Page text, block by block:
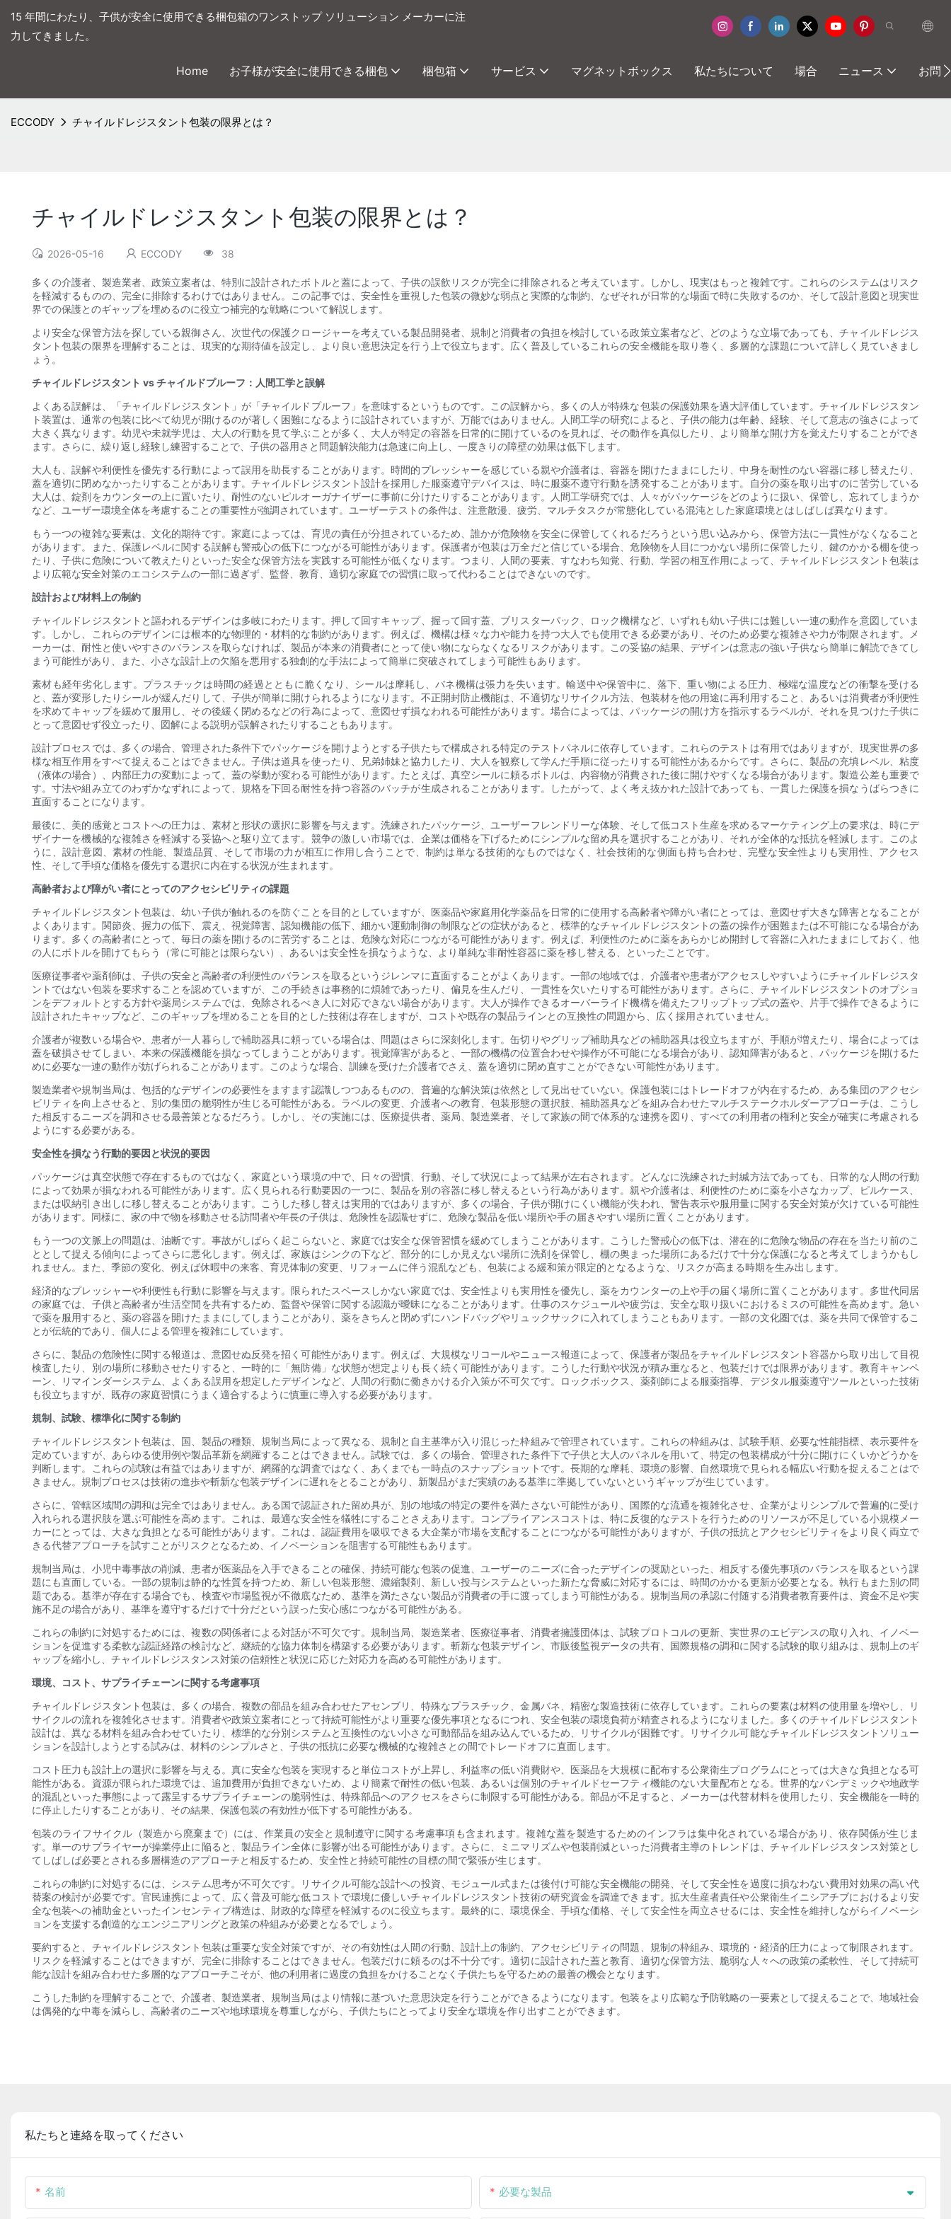
15 年間にわたり、子供が安全に使用できる梱包箱のワンストップ ソリューション メーカーに注
力してきました。
Home お子様が安全に使用できる梱包 梱包箱 サービス マグネットボックス 私たちについて 場合 ニュース お問
ECCODY チャイルドレジスタント包装の限界とは？
チャイルドレジスタント包装の限界とは？
2026-05-16 ECCODY 38
多くの介護者、製造業者、政策立案者は、特別に設計されたボトルと蓋によって、子供の誤飲リスクが完全に排除されると考えています。しかし、現実はもっと複雑です。これらのシステムはリスク
を軽減するものの、完全に排除するわけではありません。この記事では、安全性を重視した包装の微妙な弱点と実際的な制約、なぜそれが日常的な場面で時に失敗するのか、そして設計意図と現実世
界での保護とのギャップを埋めるのに役立つ補完的な戦略について解説します。
より安全な保管方法を探している親御さん、次世代の保護クロージャーを考えている製品開発者、規制と消費者の負担を検討している政策立案者など、どのような立場であっても、チャイルドレジス
タント包装の限界を理解することは、現実的な期待値を設定し、より良い意思決定を行う上で役立ちます。広く普及しているこれらの安全機能を取り巻く、多層的な課題について詳しく見ていきまし
ょう。
チャイルドレジスタント vs チャイルドプルーフ：人間工学と誤解
よくある誤解は、「チャイルドレジスタント」が「チャイルドプルーフ」を意味するというものです。この誤解から、多くの人が特殊な包装の保護効果を過大評価しています。チャイルドレジスタン
ト装置は、通常の包装に比べて幼児が開けるのが著しく困難になるように設計されていますが、万能ではありません。人間工学の研究によると、子供の能力は年齢、経験、そして意志の強さによって
大きく異なります。幼児や未就学児は、大人の行動を見て学ぶことが多く、大人が特定の容器を日常的に開けているのを見れば、その動作を真似したり、より簡単な開け方を覚えたりすることができ
ます。さらに、繰り返し経験し練習することで、子供の器用さと問題解決能力は急速に向上し、一度きりの障壁の効果は低下します。
大人も、誤解や利便性を優先する行動によって誤用を助長することがあります。時間的プレッシャーを感じている親や介護者は、容器を開けたままにしたり、中身を耐性のない容器に移し替えたり、
蓋を適切に閉めなかったりすることがあります。チャイルドレジスタント設計を採用した服薬遵守デバイスは、時に服薬不遵守行動を誘発することがあります。自分の薬を取り出すのに苦労している
大人は、錠剤をカウンターの上に置いたり、耐性のないピルオーガナイザーに事前に分けたりすることがあります。人間工学研究では、人々がパッケージをどのように扱い、保管し、忘れてしまうか
など、ユーザー環境全体を考慮することの重要性が強調されています。ユーザーテストの条件は、注意散漫、疲労、マルチタスクが常態化している混沌とした家庭環境とはしばしば異なります。
もう一つの複雑な要素は、文化的期待です。家庭によっては、育児の責任が分担されているため、誰かが危険物を安全に保管してくれるだろうという思い込みから、保管方法に一貫性がなくなること
があります。また、保護レベルに関する誤解も警戒心の低下につながる可能性があります。保護者が包装は万全だと信じている場合、危険物を人目につかない場所に保管したり、鍵のかかる棚を使っ
たり、子供に危険について教えたりといった安全な保管方法を実践する可能性が低くなります。つまり、人間の要素、すなわち知覚、行動、学習の相互作用によって、チャイルドレジスタント包装は
より広範な安全対策のエコシステムの一部に過ぎず、監督、教育、適切な家庭での習慣に取って代わることはできないのです。
設計および材料上の制約
チャイルドレジスタントと謳われるデザインは多岐にわたります。押して回すキャップ、握って回す蓋、ブリスターパック、ロック機構など、いずれも幼い子供には難しい一連の動作を意図していま
す。しかし、これらのデザインには根本的な物理的・材料的な制約があります。例えば、機構は様々な力や能力を持つ大人でも使用できる必要があり、そのため必要な複雑さや力が制限されます。メ
ーカーは、耐性と使いやすさのバランスを取らなければ、製品が本来の消費者にとって使い物にならなくなるリスクがあります。この妥協の結果、デザインは意志の強い子供なら簡単に解読できてし
まう可能性があり、また、小さな設計上の欠陥を悪用する独創的な手法によって簡単に突破されてしまう可能性もあります。
素材も経年劣化します。プラスチックは時間の経過とともに脆くなり、シールは摩耗し、バネ機構は張力を失います。輸送中や保管中に、落下、重い物による圧力、極端な温度などの衝撃を受ける
と、蓋が変形したりシールが緩んだりして、子供が簡単に開けられるようになります。不正開封防止機能は、不適切なリサイクル方法、包装材を他の用途に再利用すること、あるいは消費者が利便性
を求めてキャップを緩めて服用し、その後緩く閉めるなどの行為によって、意図せず損なわれる可能性があります。場合によっては、パッケージの開け方を指示するラベルが、それを見つけた子供に
とって意図せず役立ったり、図解による説明が誤解されたりすることもあります。
設計プロセスでは、多くの場合、管理された条件下でパッケージを開けようとする子供たちで構成される特定のテストパネルに依存しています。これらのテストは有用ではありますが、現実世界の多
様な相互作用をすべて捉えることはできません。子供は道具を使ったり、兄弟姉妹と協力したり、大人を観察して学んだ手順に従ったりする可能性があるからです。さらに、製品の充填レベル、粘度
（液体の場合）、内部圧力の変動によって、蓋の挙動が変わる可能性があります。たとえば、真空シールに頼るボトルは、内容物が消費された後に開けやすくなる場合があります。製造公差も重要で
す。寸法や組み立てのわずかなずれによって、規格を下回る耐性を持つ容器のバッチが生成されることがあります。したがって、よく考え抜かれた設計であっても、一貫した保護を損なうばらつきに
直面することになります。
最後に、美的感覚とコストへの圧力は、素材と形状の選択に影響を与えます。洗練されたパッケージ、ユーザーフレンドリーな体験、そして低コスト生産を求めるマーケティング上の要求は、時にデ
ザイナーを機械的な複雑さを軽減する妥協へと駆り立てます。競争の激しい市場では、企業は価格を下げるためにシンプルな留め具を選択することがあり、それが全体的な抵抗を軽減します。このよ
うに、設計意図、素材の性能、製造品質、そして市場の力が相互に作用し合うことで、制約は単なる技術的なものではなく、社会技術的な側面も持ち合わせ、完璧な安全性よりも実用性、アクセス
性、そして手頃な価格を優先する選択に内在する状況が生まれます。
高齢者および障がい者にとってのアクセシビリティの課題
チャイルドレジスタント包装は、幼い子供が触れるのを防ぐことを目的としていますが、医薬品や家庭用化学薬品を日常的に使用する高齢者や障がい者にとっては、意図せず大きな障害となることが
よくあります。関節炎、握力の低下、震え、視覚障害、認知機能の低下、細かい運動制御の制限などの症状があると、標準的なチャイルドレジスタントの蓋の操作が困難または不可能になる場合があ
ります。多くの高齢者にとって、毎日の薬を開けるのに苦労することは、危険な対応につながる可能性があります。例えば、利便性のために薬をあらかじめ開封して容器に入れたままにしておく、他
の人にボトルを開けてもらう（常に可能とは限らない）、あるいは安全性を損なうような、より単純な非耐性容器に薬を移し替える、といったことです。
医療従事者や薬剤師は、子供の安全と高齢者の利便性のバランスを取るというジレンマに直面することがよくあります。一部の地域では、介護者や患者がアクセスしやすいようにチャイルドレジスタ
ントではない包装を要求することを認めていますが、この手続きは事務的に煩雑であったり、偏見を生んだり、一貫性を欠いたりする可能性があります。さらに、チャイルドレジスタントのオプショ
ンをデフォルトとする方針や薬局システムでは、免除されるべき人に対応できない場合があります。大人が操作できるオーバーライド機構を備えたフリップトップ式の蓋や、片手で操作できるように
設計されたキャップなど、このギャップを埋めることを目的とした技術は存在しますが、コストや既存の製品ラインとの互換性の問題から、広く採用されていません。
介護者が複数いる場合や、患者が一人暮らしで補助器具に頼っている場合は、問題はさらに深刻化します。缶切りやグリップ補助具などの補助器具は役立ちますが、手順が増えたり、場合によっては
蓋を破損させてしまい、本来の保護機能を損なってしまうことがあります。視覚障害があると、一部の機構の位置合わせや操作が不可能になる場合があり、認知障害があると、パッケージを開けるた
めに必要な一連の動作が妨げられることがあります。このような場合、訓練を受けた介護者でさえ、蓋を適切に閉め直すことができない可能性があります。
製造業者や規制当局は、包括的なデザインの必要性をますます認識しつつあるものの、普遍的な解決策は依然として見出せていない。保護包装にはトレードオフが内在するため、ある集団のアクセシ
ビリティを向上させると、別の集団の脆弱性が生じる可能性がある。ラベルの変更、介護者への教育、包装形態の選択肢、補助器具などを組み合わせたマルチステークホルダーアプローチは、こうし
た相反するニーズを調和させる最善策となるだろう。しかし、その実施には、医療提供者、薬局、製造業者、そして家族の間で体系的な連携を図り、すべての利用者の権利と安全が確実に考慮される
ようにする必要がある。
安全性を損なう行動的要因と状況的要因
パッケージは真空状態で存在するものではなく、家庭という環境の中で、日々の習慣、行動、そして状況によって結果が左右されます。どんなに洗練された封緘方法であっても、日常的な人間の行動
によって効果が損なわれる可能性があります。広く見られる行動要因の一つに、製品を別の容器に移し替えるという行為があります。親や介護者は、利便性のために薬を小さなカップ、ピルケース、
または収納引き出しに移し替えることがあります。こうした移し替えは実用的ではありますが、多くの場合、子供が開けにくい機能が失われ、警告表示や服用量に関する安全対策が欠けている可能性
があります。同様に、家の中で物を移動させる訪問者や年長の子供は、危険性を認識せずに、危険な製品を低い場所や手の届きやすい場所に置くことがあります。
もう一つの文脈上の問​​題は、油断です。事故がしばらく起こらないと、家庭では安全な保管習慣を緩めてしまうことがあります。こうした警戒心の低下は、潜在的に危険な物品の存在を当たり前のこ
ととして捉える傾向によってさらに悪化します。例えば、家族はシンクの下など、部分的にしか見えない場所に洗剤を保管し、棚の奥まった場所にあるだけで十分な保護になると考えてしまうかもし
れません。また、季節の変化、例えば休暇中の来客、育児体制の変更、リフォームに伴う混乱なども、包装による緩和策が限定的となるような、リスクが高まる時期を生み出します。
経済的なプレッシャーや利便性も行動に影響を与えます。限られたスペースしかない家庭では、安全性よりも実用性を優先し、薬をカウンターの上や手の届く場所に置くことがあります。多世代同居
の家庭では、子供と高齢者が生活空間を共有するため、監督や保管に関する認識が曖昧になることがあります。仕事のスケジュールや疲労は、安全な取り扱いにおけるミスの可能性を高めます。急い
で薬を服用すると、薬の容器を開けたままにしてしまうことがあり、薬をきちんと閉めずにハンドバッグやリュックサックに入れてしまうこともあります。一部の文化圏では、薬を共同で保管するこ
とが伝統的であり、個人による管理を複雑にしています。
さらに、製品の危険性に関する報道は、意図せぬ反発を招く可能性があります。例えば、大規模なリコールやニュース報道によって、保護者が製品をチャイルドレジスタント容器から取り出して目視
検査したり、別の場所に移動させたりすると、一時的に「無防備」な状態が想定よりも長く続く可能性があります。こうした行動や状況が積み重なると、包装だけでは限界があります。教育キャンペ
ーン、リマインダーシステム、よくある誤用を想定したデザインなど、人間の行動に働きかける介入策が不可欠です。ロックボックス、薬剤師による服薬指導、デジタル服薬遵守ツールといった技術
も役立ちますが、既存の家庭習慣にうまく適合するように慎重に導入する必要があります。
規制、試験、標準化に関する制約
チャイルドレジスタント包装は、国、製品の種類、規制当局によって異なる、規制と自主基準が入り混じった枠組みで管理されています。これらの枠組みは、試験手順、必要な性能指標、表示要件を
定めていますが、あらゆる使用例や製品革新を網羅することはできません。試験では、多くの場合、管理された条件下で子供と大人のパネルを用いて、特定の包装構成が十分に開けにくいかどうかを
判断します。これらの試験は有益ではありますが、網羅的な調査ではなく、あくまでも一時点のスナップショットです。長期的な摩耗、環境の影響、自然環境で見られる幅広い行動を捉えることはで
きません。規制プロセスは技術の進歩や斬新な包装デザインに遅れをとることがあり、新製品がまだ実績のある基準に準拠していないというギャップが生じています。
さらに、管轄区域間の調和は完全ではありません。ある国で認証された留め具が、別の地域の特定の要件を満たさない可能性があり、国際的な流通を複雑化させ、企業がよりシンプルで普遍的に受け
入れられる選択肢を選ぶ可能性を高めます。これは、最適な安全性を犠牲にすることさえあります。コンプライアンスコストは、特に反復的なテストを行うためのリソースが不足している小規模メー
カーにとっては、大きな負担となる可能性があります。これは、認証費用を吸収できる大企業が市場を支配することにつながる可能性がありますが、子供の抵抗とアクセシビリティをより良く両立で
きる代替アプローチを試すことがリスクとなるため、イノベーションを阻害する可能性もあります。
規制当局は、小児中毒事故の削減、患者が医薬品を入手できることの確保、持続可能な包装の促進、ユーザーのニーズに合ったデザインの奨励といった、相反する優先事項のバランスを取るという課
題にも直面している。一部の規制は静的な性質を持つため、新しい包装形態、濃縮製剤、新しい投与システムといった新たな脅威に対応するには、時間のかかる更新が必要となる。執行もまた別の問
題である。基準が存在する場合でも、検査や市場監視が不徹底なため、基準を満たさない製品が消費者の手に渡ってしまう可能性がある。規制当局の承認に付随する消費者教育要件は、資金不足や実
施不足の場合があり、基準を遵守するだけで十分だという誤った安心感につながる可能性がある。
これらの制約に対処するためには、複数の関係者による対話が不可欠です。規制当局、製造業者、医療従事者、消費者擁護団体は、試験プロトコルの更新、実世界のエビデンスの取り入れ、イノベー
ションを促進する柔軟な認証経路の検討など、継続的な協力体制を構築する必要があります。斬新な包装デザイン、市販後監視データの共有、国際規格の調和に関する試験的取り組みは、規制上のギ
ャップを縮小し、チャイルドレジスタンス対策の信頼性と状況に応じた対応力を高める可能性があります。
環境、コスト、サプライチェーンに関する考慮事項
チャイルドレジスタント包装は、多くの場合、複数の部品を組み合わせたアセンブリ、特殊なプラスチック、金属バネ、精密な製造技術に依存しています。これらの要素は材料の使用量を増やし、リ
サイクルの流れを複雑化させます。消費者や政策立案者にとって持続可能性がより重要な優先事項となるにつれ、安全包装の環境負荷が精査されるようになりました。多くのチャイルドレジスタント
設計は、異なる材料を組み合わせていたり、標準的な分別システムと互換性のない小さな可動部品を組み込んでいるため、リサイクルが困難です。リサイクル可能なチャイルドレジスタントソリュー
ションを設計しようとする試みは、材料のシンプルさと、子供の抵抗に必要な機械的な複雑さとの間でトレードオフに直面します。
コスト圧力も設計上の選択に影響を与える。真に安全な包装を実現すると単位コストが上昇し、利益率の低い消費財や、医薬品を大規模に配布する公衆衛生プログラムにとっては大きな負担となる可
能性がある。資源が限られた環境では、追加費用が負担できないため、より簡素で耐性の低い包装、あるいは個別のチャイルドセーフティ機能のない大量配布となる。世界的なパンデミックや地政学
的混乱といった事態によって露呈するサプライチェーンの脆弱性は、特殊部品へのアクセスをさらに制限する可能性がある。部品が不足すると、メーカーは代替材料を使用したり、安全機能を一時的
に停止したりすることがあり、その結果、保護包装の有効性が低下する可能性がある。
包装のライフサイクル（製造から廃棄まで）には、作業員の安全と規制遵守に関する考慮事項も含まれます。複雑な蓋を製造するためのインフラは集中化されている場合があり、依存関係が生じま
す。単一のサプライヤーが操業停止に陥ると、製品ライン全体に影響が出る可能性があります。さらに、ミニマリズムや包装削減といった消費者主導のトレンドは、チャイルドレジスタンス対策とし
てしばしば必要とされる多層構造のアプローチと相反するため、安全性と持続可能性の目標の間で緊張が生じます。
これらの制約に対処するには、システム思考が不可欠です。リサイクル可能な設計への投資、モジュール式または後付け可能な安全機能の開発、そして安全性を過度に損なわない費用対効果の高い代
替案の検討が必要です。官民連携によって、広く普及可能な低コストで環境に優しいチャイルドレジスタント技術の研究資金を調達できます。拡大生産者責任や公衆衛生イニシアチブにおけるより安
全な包装への補助金といったインセンティブ構造は、財政的な障壁を軽減するのに役立ちます。最終的に、環境保全、手頃な価格、そして安全性を両立させるには、安全性を維持しながらイノベーシ
ョンを支援する創造的なエンジニアリングと政策の枠組みが必要となるでしょう。
要約すると、チャイルドレジスタント包装は重要な安全対策ですが、その有効性は人間の行動、設計上の制約、アクセシビリティの問題、規制の枠組み、環境的・経済的圧力によって制限されます。
リスクを軽減することはできますが、完全に排除することはできません。包装だけに頼るのは不十分です。適切に設計された蓋と教育、適切な保管方法、脆弱な人々への政策の柔軟性、そして持続可
能な設計を組み合わせた多層的なアプローチこそが、他の利用者に過度の負担をかけることなく子供たちを守るための最善の機会となります。
こうした制約を理解することで、介護者、製造業者、規制当局はより情報に基づいた意思決定を行うことができるようになります。包装をより広範な予防戦略の一要素として捉えることで、地域社会
は偶発的な中毒を減らし、高齢者のニーズや地球環境を尊重しながら、子供たちにとってより安全な環境を作り出すことができます。
私たちと連絡を取ってください
名前 必要な製品